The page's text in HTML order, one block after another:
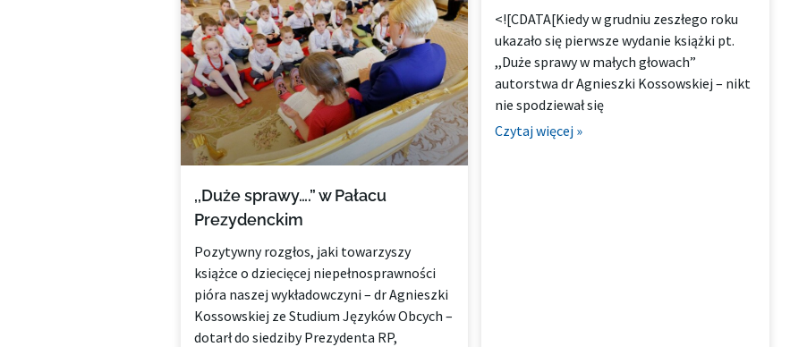
,,Duże sprawy….” w Pałacu
Prezydenckim
Pozytywny rozgłos, jaki towarzyszy
książce o dziecięcej niepełnosprawności
pióra naszej wykładowczyni – dr Agnieszki
Kossowskiej ze Studium Języków Obcych –
dotarł do siedziby Prezydenta RP,
<![CDATA[Kiedy w grudniu zeszłego roku
ukazało się pierwsze wydanie książki pt.
,,Duże sprawy w małych głowach”
autorstwa dr Agnieszki Kossowskiej – nikt
nie spodziewał się
Czytaj więcej »